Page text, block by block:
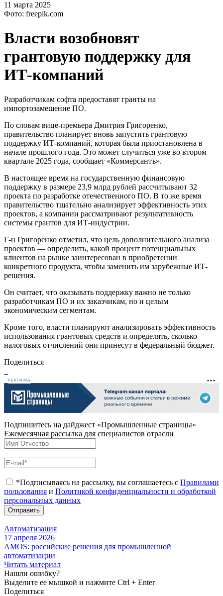
11 марта 2025
Фото: freepik.com
Власти возобновят
грантовую поддержку для
ИТ-компаний
Разработчикам софта предоставят гранты на
импортозамещение ПО.
По словам вице-премьера Дмитрия Григоренко,
правительство планирует вновь запустить грантовую
поддержку ИТ-компаний, которая была приостановлена в
начале прошлого года. Это может случиться уже во втором
квартале 2025 года, сообщает «Коммерсантъ».
В настоящее время на государственную финансовую
поддержку в размере 23,9 млрд рублей рассчитывают 32
проекта по разработке отечественного ПО. В то же время
правительство тщательно анализирует эффективность этих
проектов, а компании рассматривают результативность
системы грантов для ИТ-индустрии.
Г-н Григоренко отметил, что цель дополнительного анализа
проектов — определить, какой процент потенциальных
клиентов на рынке заинтересован в приобретении
конкретного продукта, чтобы заменить им зарубежные ИТ-
решения.
Он считает, что оказывать поддержку важно не только
разработчикам ПО и их заказчикам, но и целым
экономическим сегментам.
Кроме того, власти планируют анализировать эффективность
использования грантовых средств и определять, сколько
налоговых отчислений они принесут в федеральный бюджет.
Поделиться
РЕКЛАМА
Подпишитесь на дайджест «Промышленные страницы»
Ежемесячная рассылка для специалистов отрасли
*Подписываясь на рассылку, вы соглашаетесь с Правилами
пользования и Политикой конфиденциальности и обработкой
персональных данных
Отправить
Автоматизация
17 апреля 2026
AMOS: российские решения для промышленной
автоматизации
Читать материал
Нашли ошибку?
Выделите ее мышкой и нажмите Ctrl + Enter
Поделиться